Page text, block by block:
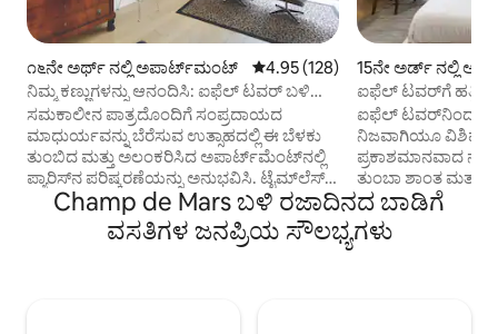
೧೬ನೇ ಅರ್ಥ್ ನಲ್ಲಿ ಅಪಾರ್ಟ್‌ಮಂಟ್ 5 ರಲ್ಲಿ 4.95 ಸರಾಸರಿ ರೇಟಿಂಗ್, 128
4.95 (128)
ನಿಮ್ಮ ಕಣ್ಣುಗಳನ್ನು ಆನಂದಿಸಿ: ಐಫೆಲ್ ಟವರ್ ಬಳಿ
ಉದ್ಯಾನ
ಸಮಕಾಲೀನ ಪಾತ್ರದೊಂದಿಗೆ ಸಂಪ್ರದಾಯದ
ಮಾಧುರ್ಯವನ್ನು ಬೆರೆಸುವ ಉತ್ಸಾಹದಲ್ಲಿ ಈ ಬೆಳಕು
ತುಂಬಿದ ಮತ್ತು ಅಲಂಕರಿಸಿದ ಅಪಾರ್ಟ್‌ಮೆಂಟ್‌ನಲ್ಲಿ
ಪ್ಯಾರಿಸ್‌ನ ಪರಿಷ್ಕರಣೆಯನ್ನು ಅನುಭವಿಸಿ. ಟೈಮ್‌ಲೆಸ್
ಮತ್ತು ಕ್ರಿಯಾತ್ಮಕ, ಅದರ ಎಲ್ಲಾ ರೂಮ್‌ಗಳು ಆರಾಧ್ಯ
ಉದ್ಯಾನವನ್ನು ಕಡೆಗಣಿಸುತ್ತವೆ. ಆದರ್ಶ ಸೆಟ್ಟಿಂಗ್,
15ನೇ ಅರ್ಡ್ ನಲ್ಲಿ
ಐಫೆಲ್ ಟವರ್‌ಗೆ
ಐಫೆಲ್ ಟವರ್‌ನಿಂದ 2
ನಿಜವಾಗಿಯೂ ವಿಶಿಷ್ಟ ಸ್ಥಳದಲ್ಲಿ.
ಪ್ರಕಾಶಮಾನವಾದ
ತುಂಬಾ ಶಾಂತ ಮತ್ತು
ಸುಂದರವಾಗಿ
ಸಂಪೂರ್ಣವಾಗಿ
ಪೋಷಕರು, 2
Champ de Mars ಬಳಿ ರಜಾದಿನದ ಬಾಡಿಗೆ
ವಸತಿಗಳ ಜನಪ್ರಿಯ ಸೌಲಭ್ಯಗಳು